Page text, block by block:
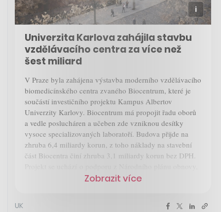
Univerzita Karlova zahájila stavbu
vzdělávacího centra za více než
šest miliard
V Praze byla zahájena výstavba moderního vzdělávacího
biomedicínského centra zvaného Biocentrum, které je
součástí investičního projektu Kampus Albertov
Univerzity Karlovy. Biocentrum má propojit řadu oborů
a vedle poslucháren a učeben zde vzniknou desítky
vysoce specializovaných laboratoří. Budova přijde na
zhruba 6,4 miliardy korun, z toho náklady na stavební
část Biocentra činí zhruba 3,1 miliardy korun bez DPH.
Zobrazit více
UK